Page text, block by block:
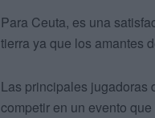
Para Ceuta, es una
tierra ya que los amantes
Las principales jugadoras
competir en un evento